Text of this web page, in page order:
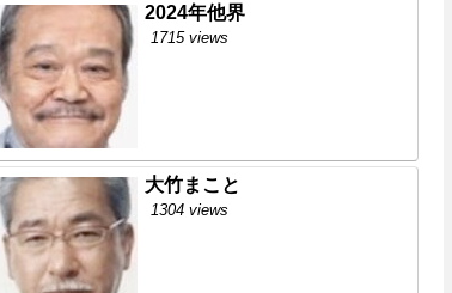
2024年他界
1715 views
大竹まこと
1304 views